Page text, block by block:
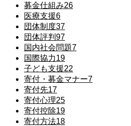
募金仕組み26
医療支援6
団体制度37
団体評判 97
国内社会問題7
国際協力19
子ども支援22
寄付・募金マナー7
寄付先17
寄付心理25
寄付控除19
寄付方法18